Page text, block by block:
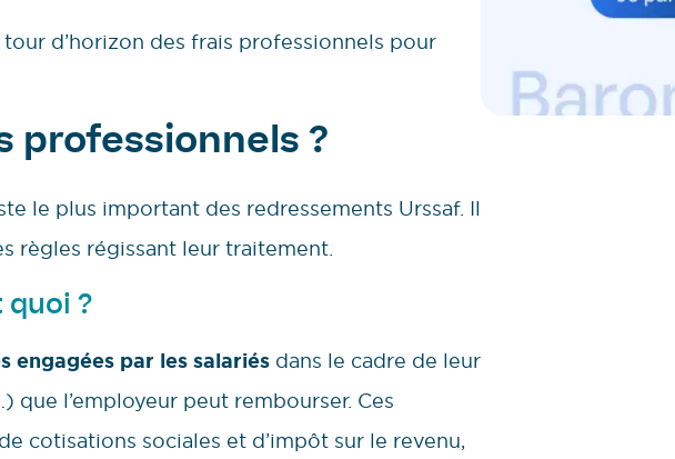
d’horizon des frais professionnels pour
professionnels ?
le plus important des redressements Urssaf. Il
règles régissant leur traitement.
quoi ?
engagées par les salariés dans le cadre de leur
l’employeur peut rembourser. Ces
cotisations sociales et d’impôt sur le revenu,